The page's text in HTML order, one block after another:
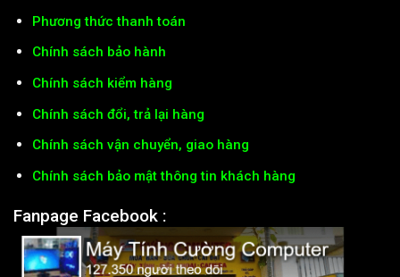
Phương thức thanh toán
Chính sách bảo hành
Chính sách kiểm hàng
Chính sách đổi, trả lại hàng
Chính sách vận chuyển, giao hàng
Chính sách bảo mật thông tin khách hàng
Fanpage Facebook :